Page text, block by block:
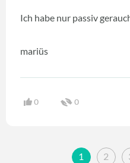
Ich habe nur passiv
mariüs
0 0
1 2